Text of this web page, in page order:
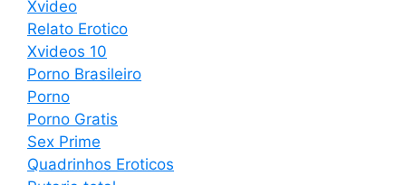
Xvideo
Relato Erotico
Xvideos 10
Porno Brasileiro
Porno
Porno Gratis
Sex Prime
Quadrinhos Eroticos